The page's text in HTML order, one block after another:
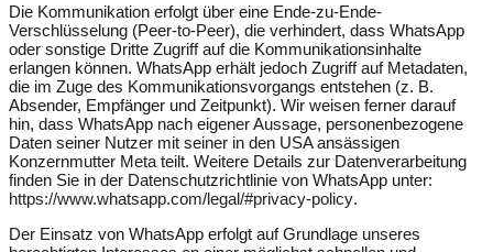
Die Kommunikation erfolgt über eine Ende-zu-Ende-
Verschlüsselung (Peer-to-Peer), die verhindert, dass WhatsApp
oder sonstige Dritte Zugriff auf die Kommunikationsinhalte
erlangen können. WhatsApp erhält jedoch Zugriff auf Metadaten,
die im Zuge des Kommunikationsvorgangs entstehen (z. B.
Absender, Empfänger und Zeitpunkt). Wir weisen ferner darauf
hin, dass WhatsApp nach eigener Aussage, personenbezogene
Daten seiner Nutzer mit seiner in den USA ansässigen
Konzernmutter Meta teilt. Weitere Details zur Datenverarbeitung
finden Sie in der Datenschutzrichtlinie von WhatsApp unter:
https://www.whatsapp.com/legal/#privacy-policy.
Der Einsatz von WhatsApp erfolgt auf Grundlage unseres